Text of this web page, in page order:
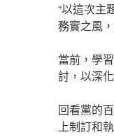
“以這次主
務實之風
當前，學
討，以深
回看黨的
上制訂和